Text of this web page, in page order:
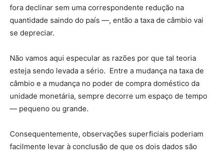
fora declinar sem uma correspondente redução na
quantidade saindo do país —, então a taxa de câmbio vai
se depreciar.
Não vamos aqui especular as razões por que tal teoria
esteja sendo levada a sério. Entre a mudança na taxa de
câmbio e a mudança no poder de compra doméstico da
unidade monetária, sempre decorre um espaço de tempo
— pequeno ou grande.
Consequentemente, observações superficiais poderiam
facilmente levar à conclusão de que os dois dados são